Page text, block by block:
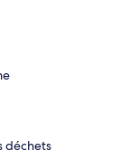
déchets